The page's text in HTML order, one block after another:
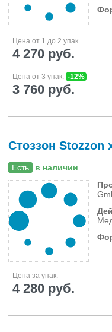
Цена от 1 до 2 упак.
4 270 руб.
Цена от 3 упак. -12%
3 760 руб.
Стоззон
Есть в наличии
Цена за упак.
4 280 руб.